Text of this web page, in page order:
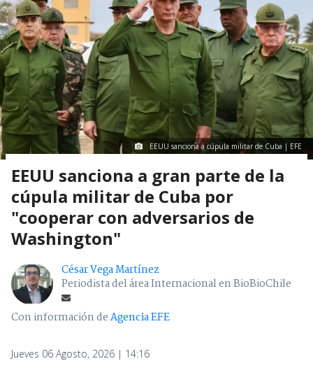
EEUU sanciona a cúpula militar de Cuba | EFE
EEUU sanciona a gran parte de la
cúpula militar de Cuba por
"cooperar con adversarios de
Washington"
César Vega Martínez
Periodista del área Internacional en BioBioChile
Con información deAgencia EFE
Jueves 06 Agosto, 2026 | 14:16